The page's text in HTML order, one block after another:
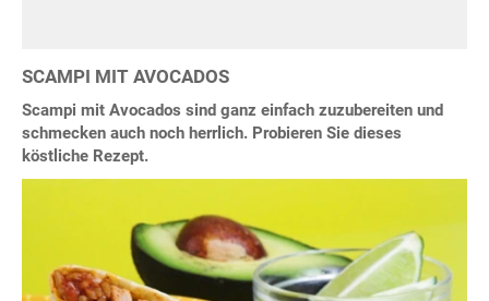
SCAMPI MIT AVOCADOS
Scampi mit Avocados sind ganz einfach zuzubereiten und
schmecken auch noch herrlich. Probieren Sie dieses
köstliche Rezept.